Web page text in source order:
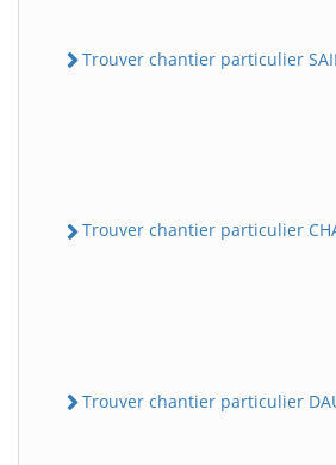
Trouver chantier particulier
Trouver chantier particulier
Trouver chantier particulier